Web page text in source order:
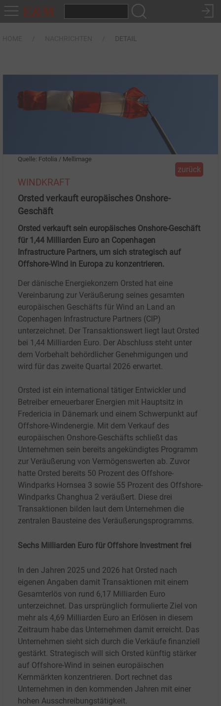
DETAIL
Quelle: Fotolia / Mellimage
zurück
WINDKRAFT
Orsted verkauft europäisches Onshore-
Geschäft
Orsted verkauft sein europäisches Onshore-Geschäft
für 1,44 Milliarden Euro an Copenhagen
Infrastructure Partners, um sich strategisch auf
Offshore-Wind in Europa zu konzentrieren.
Der dänische Energiekonzern Orsted hat eine
Vereinbarung zur Veräußerung seines gesamten
europäischen Geschäfts für Wind an Land an
Copenhagen Infrastructure Partners (CIP)
unterzeichnet. Der Transaktionswert liegt laut Orsted
bei 1,44 Milliarden Euro. Der Abschluss steht unter
dem Vorbehalt behördlicher Genehmigungen und
wird für das zweite Quartal 2026 erwartet.
Orsted ist ein international tätiger Entwickler und
Betreiber erneuerbarer Energien mit Hauptsitz in
Fredericia in Dänemark und einem Schwerpunkt auf
Offshore-Windenergie. Mit dem Verkauf des
europäischen Onshore-Geschäfts schließt das
Unternehmen sein bereits angekündigtes Programm
zur Veräußerung von Vermögenswerten ab. Zuvor
hatte Orsted bereits 50 Prozent des Offshore-
Windparks Hornsea 3 sowie 55 Prozent des Offshore-
Windparks Changhua 2 veräußert. Diese drei
Transaktionen bilden laut dem Unternehmen die
zentralen Bausteine des Veräußerungsprogramms.
Sechs Milliarden Euro für Offshore Investment frei
In den Jahren 2025 und 2026 hat Orsted nach
eigenen Angaben damit Transaktionen mit einem
Gesamterlös von rund 6,17 Milliarden Euro
unterzeichnet. Das ursprünglich formulierte Ziel von
mehr als 4,69 Milliarden Euro an Erlösen in diesem
Zeitraum habe das Unternehmen damit erreicht. Das
Unternehmen sieht sich durch die Verkäufe finanziell
gestärkt. Strategisch will sich Orsted künftig stärker
auf Offshore-Wind in seinen europäischen
Kernmärkten konzentrieren. Dort rechnet das
Unternehmen in den kommenden Jahren mit einer
hohen Ausschreibungstätigkeit.